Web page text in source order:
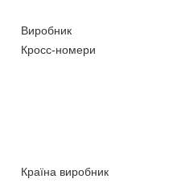
Виробник
Кросс-номери
Країна виробник